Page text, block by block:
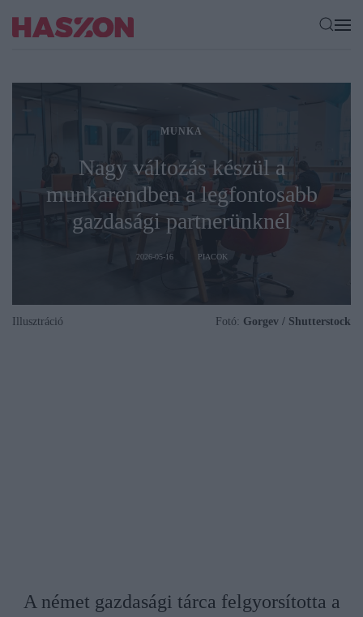
MUNKA
Nagy változás készül a
munkarendben a legfontosabb
gazdasági partnerünknél
2026-05-16 PIACOK
Illusztráció Fotó: Gorgev / Shutterstock
A német gazdasági tárca felgyorsította a